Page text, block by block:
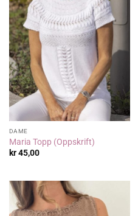
DAME
Maria Topp (Oppskrift)
kr45,00